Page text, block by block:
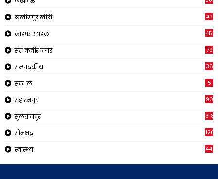
लखीमपुर खीरी 42
लाइफ स्टाइल 454
संत कबीर नगर 79
सम्पादकीय 36
सम्भल 5
सहारनपुर 90
सुलतानपुर 318
सोनभद्र 1266
स्वास्थ्य 449